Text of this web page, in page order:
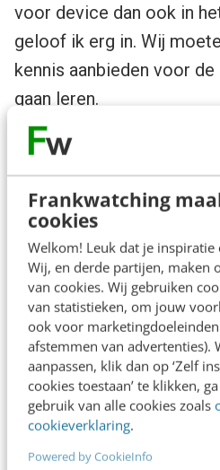
Frankwatching
cookies
Welkom! Leuk dat je
Wij, en derde partijen, maken
van cookies. Wij gebruiken
van statistieken, om jouw
ook voor
afstemmen van advertenties).
aanpassen, klik dan op ‘Zelf
cookies toestaan’ te klikken,
gebruik van alle cookies zoals
cookieverklaring.
Powered by CookieInfo
voor device dan ook in
geloof ik erg in. Wij
kennis aanbieden voor
gaan leren.
Het e-book is een vorm,
wel een database met
gevalideerd zijn om de
te eenzijdig. De
video is voor ons een
het gebied van leren.
je hen iets visueel kunt
gaat om het doel wat je
bereiken. Het moet gaan
prikkelen van de
willen dan ook niet de